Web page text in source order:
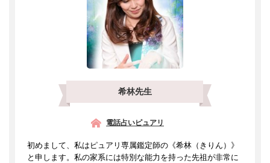
希林先生
電話占いピュアリ
初めまして、私はピュアリ専属鑑定師の《希林（きりん）》
と申します。私の家系には特別な能力を持った先祖が非常に